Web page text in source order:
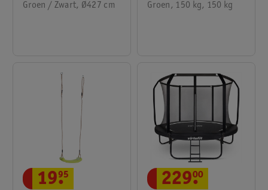
Groen / Zwart, Ø427 cm
Groen, 150 kg, 150 kg
19.
95 229.
00